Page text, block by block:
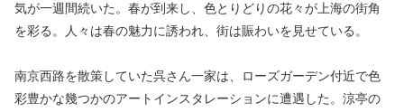
気が一週間続いた。春が到来し、色とりどりの花々が上海の街角
を彩る。人々は春の魅力に誘われ、街は賑わいを見せている。
南京西路を散策していた呉さん一家は、ローズガーデン付近で色
彩豊かな幾つかのアートインスタレーションに遭遇した。涼亭の